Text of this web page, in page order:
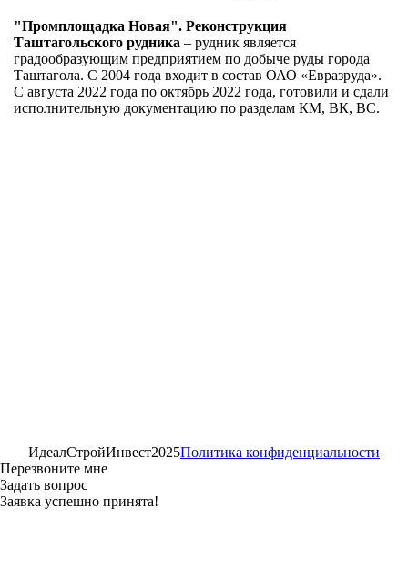
"Промплощадка Новая". Реконструкция
Таштагольского рудника – рудник является
градообразующим предприятием по добыче руды города
Таштагола. С 2004 года входит в состав ОАО «Евразруда».
С августа 2022 года по октябрь 2022 года, готовили и сдали
исполнительную документацию по разделам КМ, ВК, ВС.
ИдеалСтройИнвест2025Политика конфиденциальности
Перезвоните мне
Задать вопрос
Заявка успешно принята!